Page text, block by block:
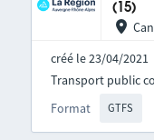
(15)
créé le 23/04/2021
Format GTFS
Transport public